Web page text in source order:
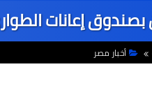
إعانات
أخبار مصر